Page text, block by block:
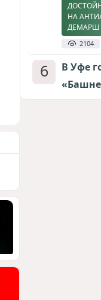
НА
ДЕМАРШ
2104
6
В Уфе